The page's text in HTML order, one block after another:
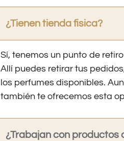
¿Tienen tienda fisica?
Sí, tenemos un punto de
Allí puedes retirar tus
los perfumes disponibles.
también te ofrecemos esta
¿Trabajan con productos